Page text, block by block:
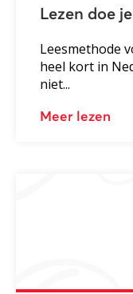
Lezen doe
Leesmethode
heel kort in
niet...
Meer lezen